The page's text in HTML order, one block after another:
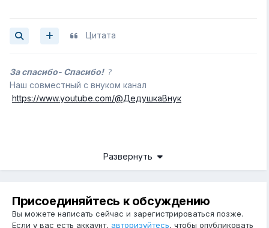
Цитата
За спасибо- Спасибо! ?
Наш совместный с внуком канал
https://www.youtube.com/@ДедушкаВнук
Развернуть
Присоединяйтесь к обсуждению
Вы можете написать сейчас и зарегистрироваться позже.
Если у вас есть аккаунт, авторизуйтесь, чтобы опубликовать